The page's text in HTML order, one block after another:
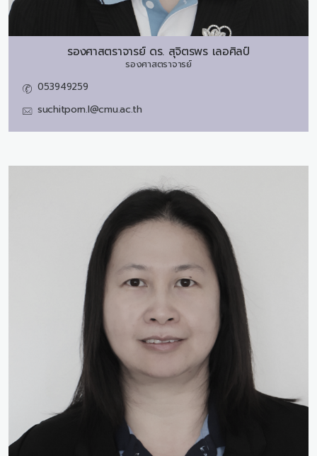
รองศาสตราจารย์ ดร. สุจิตรพร เลอศิลป์
รองศาสตราจารย์
053949259
suchitporn.l@cmu.ac.th